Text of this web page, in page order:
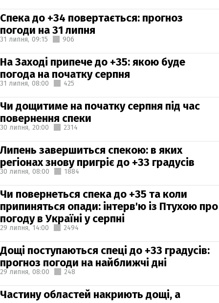
Спека до +34 повертається: прогноз
погоди на 31 липня
31 липня, 09:15 906
На Заході припече до +35: якою буде
погода на початку серпня
31 липня, 08:00 425
Чи дощитиме на початку серпня під час
повернення спеки
30 липня, 20:00 2314
Липень завершиться спекою: в яких
регіонах знову пригріє до +33 градусів
30 липня, 08:00 1884
Чи повернеться спека до +35 та коли
припиняться опади: інтерв'ю із Птухою про
погоду в Україні у серпні
29 липня, 14:00 2494
Дощі поступаються спеці до +33 градусів:
прогноз погоди на найближчі дні
29 липня, 08:00 248
Частину областей накриють дощі, а